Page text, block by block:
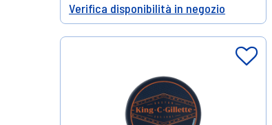
Help
Verifica disponibilità in negozio